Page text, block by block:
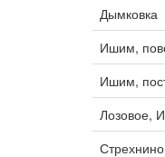
Дымковка
Ишим,
Ишим,
Лозовое,
Стрехнино